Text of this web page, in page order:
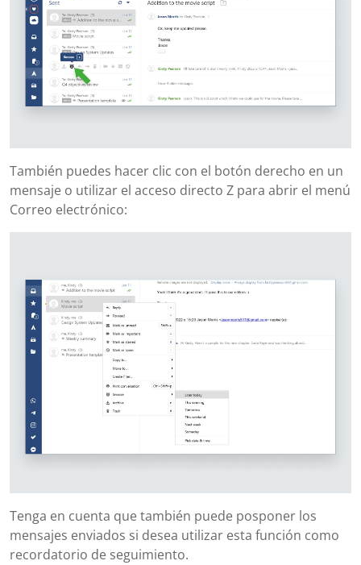
También puedes hacer clic con el botón derecho en un
mensaje o utilizar el acceso directo Z para abrir el menú
Correo electrónico:
Tenga en cuenta que también puede posponer los
mensajes enviados si desea utilizar esta función como
recordatorio de seguimiento.